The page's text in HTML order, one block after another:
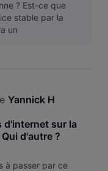
? Est-ce que
stable par la
un
Yannick H
d'internet sur la
d'autre ?
à passer par ce